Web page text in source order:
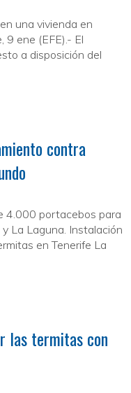
una vivienda en
ene (EFE).- El
a disposición del
contra
4.000 portacebos para
La Laguna. Instalación
en Tenerife La
las termitas con